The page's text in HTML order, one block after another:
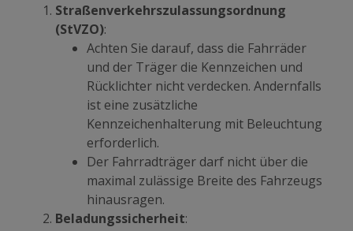
Straßenverkehrszulassungsordnung
(StVZO):
Achten Sie darauf, dass die Fahrräder
und der Träger die Kennzeichen und
Rücklichter nicht verdecken. Andernfalls
ist eine zusätzliche
Kennzeichenhalterung mit Beleuchtung
erforderlich.
Der Fahrradträger darf nicht über die
maximal zulässige Breite des Fahrzeugs
hinausragen.
Beladungssicherheit: